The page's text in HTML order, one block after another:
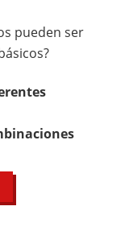
pueden ser